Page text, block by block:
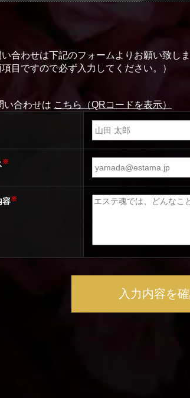
合わせは下記のフォームよりお願い致しま
目ですので必ず入力してください。）
い合わせは こちら（QRコードを表示）
※
容※
入力内容を